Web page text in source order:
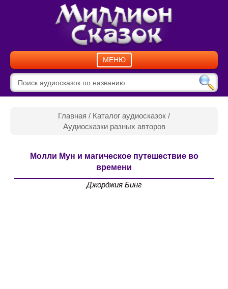
МЕНЮ
Главная / Каталог аудиосказок /
Аудиосказки разных авторов
Молли Мун и магическое путешествие во
времени
Джорджия Бинг